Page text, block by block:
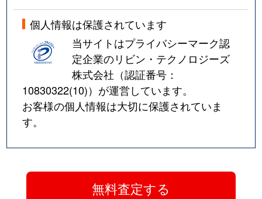
個人情報は保護されています
当サイトはプライバシーマーク認
定企業のリビン・テクノロジーズ
株式会社（認証番号：
10830322(10)）が運営しています。
お客様の個人情報は大切に保護されていま
す。